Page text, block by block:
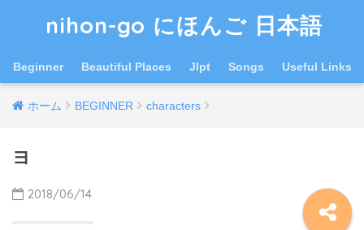
nihon-go にほんご 日本語
Beginner Beautiful Places Jlpt Songs Useful Links
ホーム BEGINNER characters
ヨ
2018/06/14